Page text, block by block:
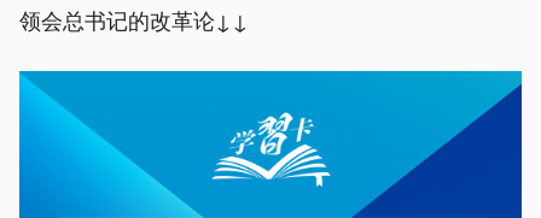
领会总书记的改革论↓↓